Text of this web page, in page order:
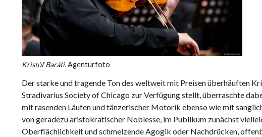
Kristóf Baráti.Agenturfoto
Der starke und tragende Ton des weltweit mit Preisen überhäuften
Stradivarius Society of Chicago zur Verfügung stellt, überraschte
mit rasenden Läufen und tänzerischer Motorik ebenso wie mit
von geradezu aristokratischer Noblesse, im Publikum zunächst
Oberflächlichkeit und schmelzende Agogik oder Nachdrücken,